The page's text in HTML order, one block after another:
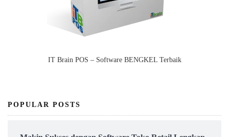
IT Brain POS – Software BENGKEL Terbaik
POPULAR POSTS